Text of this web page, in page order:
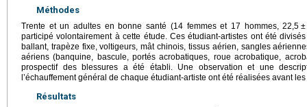
Méthodes
Trente et un adultes en bonne santé (14 femmes et 17 hommes, 22,5 ±
participé volontairement à cette étude. Ces étudiant-artistes ont été
ballant, trapèze fixe, voltigeurs, mât chinois, tissus aérien, sangles
aériens (banquine, bascule, portés acrobatiques, roue acrobatique,
prospectif des blessures a été établi. Une observation et une
l’échauffement général de chaque étudiant-artiste ont été réalisées avant
Résultats